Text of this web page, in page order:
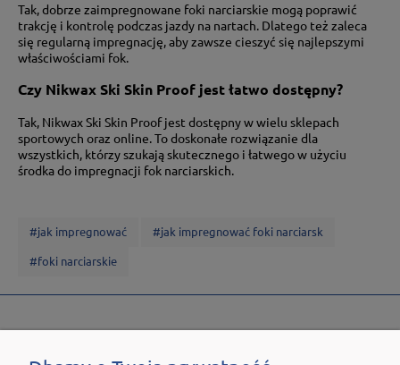
Tak, dobrze zaimpregnowane foki narciarskie mogą poprawić
trakcję i kontrolę podczas jazdy na nartach. Dlatego też zaleca
się regularną impregnację, aby zawsze cieszyć się najlepszymi
właściwościami fok.
Czy Nikwax Ski Skin Proof jest łatwo dostępny?
Tak, Nikwax Ski Skin Proof jest dostępny w wielu sklepach
sportowych oraz online. To doskonałe rozwiązanie dla
wszystkich, którzy szukają skutecznego i łatwego w użyciu
środka do impregnacji fok narciarskich.
#jak impregnować
#jak impregnować foki narciarsk
#foki narciarskie
POZNAJ SKLEP.NIKWAX.COM